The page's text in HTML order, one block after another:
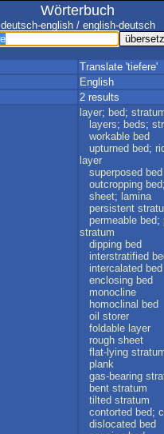
Wörterbuch
deutsch-english / english-deutsch
Translate 'tiefere'
English
2 results
layer; bed;
layers; beds;
workable bed
upturned bed;
layer
superposed bed
outcropping bed;
sheet; lamina
persistent
permeable bed;
stratum
dipping bed
interstratified
intercalated bed
enclosing bed
monocline
homoclinal bed
oil storer
foldable layer
rough sheet
flat-lying
plank
gas-bearing
bent stratum
tilted stratum
contorted bed;
dislocated bed